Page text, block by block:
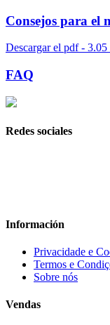
Consejos para el
Descargar el pdf -
FAQ
Redes sociales
Información
Privacidade e
Termos e
Sobre nós
Vendas